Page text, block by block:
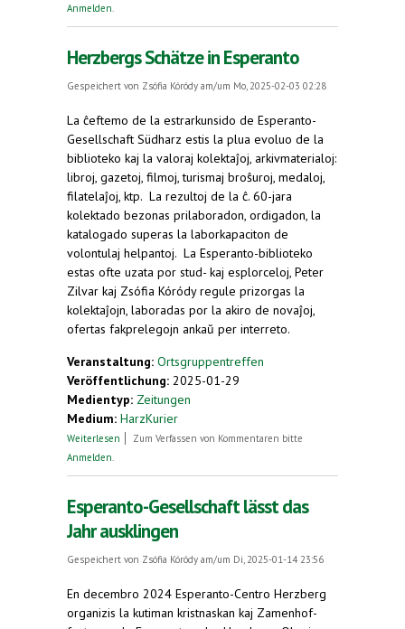
Anmelden
Herzbergs Schätze in Esperanto
Gespeichert von Zsófia Kóródy am/um Mo, 2025-02-03 02:28
La ĉeftemo de la estrarkunsido de Esperanto-
Gesellschaft Südharz estis la plua evoluo de la
biblioteko kaj la valoraj kolektaĵoj, arkivmaterialoj:
libroj, gazetoj, filmoj, turismaj broŝuroj, medaloj,
filatelaĵoj, ktp. La rezultoj de la ĉ. 60-jara
kolektado bezonas prilaboradon, ordigadon, la
katalogado superas la laborkapaciton de
volontulaj helpantoj. La Esperanto-biblioteko
estas ofte uzata por stud- kaj esplorceloj, Peter
Zilvar kaj Zsófia Kóródy regule prizorgas la
kolektaĵojn, laboradas por la akiro de novaĵoj,
ofertas fakprelegojn ankaŭ per interreto.
Veranstaltung: Ortsgruppentreffen
Veröffentlichung: 2025-01-29
Medientyp: Zeitungen
Medium: HarzKurier
Weiterlesen über Herzbergs Schätze in Esperanto
Zum Verfassen von Kommentaren bitte
Anmelden
Esperanto-Gesellschaft lässt das
Jahr ausklingen
Gespeichert von Zsófia Kóródy am/um Di, 2025-01-14 23:56
En decembro 2024 Esperanto-Centro Herzberg
organizis la kutiman kristnaskan kaj Zamenhof-